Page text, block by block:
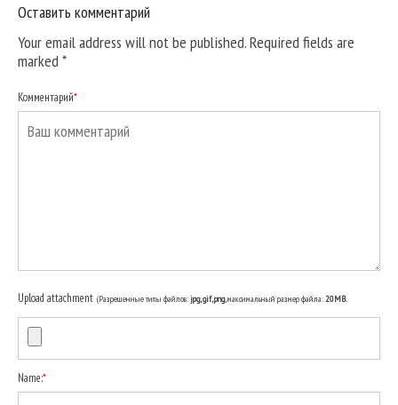
Оставить комментарий
Your email address will not be published. Required fields are
marked*
Комментарий*
Upload attachment (Разрешенные типы файлов:jpg, gif, png, максимальный размер файла:20MB.
Name:*